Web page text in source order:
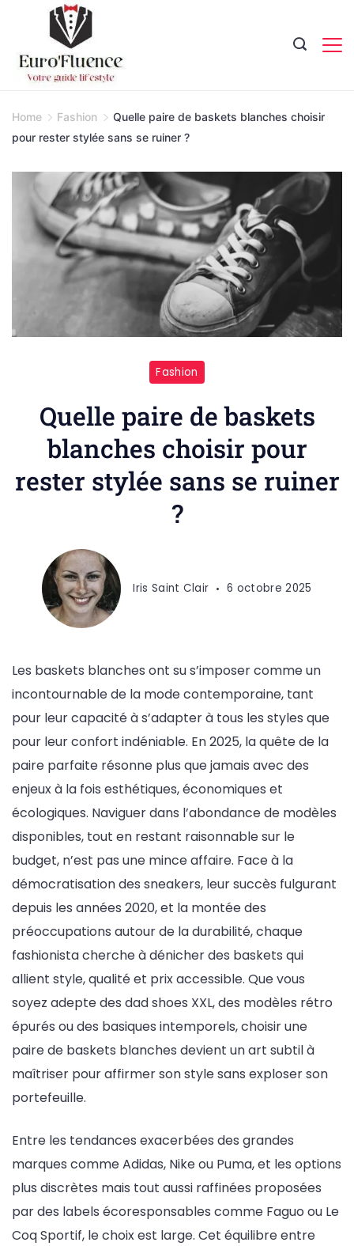
content
Home Fashion
Quelle paire de baskets blanches choisir
pour rester stylée sans se ruiner ?
Fashion
Quelle paire de baskets
blanches choisir pour
rester stylée sans se ruiner
?
Iris Saint Clair 6 octobre 2025
Les baskets blanches ont su s’imposer comme un
incontournable de la mode contemporaine, tant
pour leur capacité à s’adapter à tous les styles que
pour leur confort indéniable. En 2025, la quête de la
paire parfaite résonne plus que jamais avec des
enjeux à la fois esthétiques, économiques et
écologiques. Naviguer dans l’abondance de modèles
disponibles, tout en restant raisonnable sur le
budget, n’est pas une mince affaire. Face à la
démocratisation des sneakers, leur succès fulgurant
depuis les années 2020, et la montée des
préoccupations autour de la durabilité, chaque
fashionista cherche à dénicher des baskets qui
allient style, qualité et prix accessible. Que vous
soyez adepte des dad shoes XXL, des modèles rétro
épurés ou des basiques intemporels, choisir une
paire de baskets blanches devient un art subtil à
maîtriser pour affirmer son style sans exploser son
portefeuille.
Entre les tendances exacerbées des grandes
marques comme Adidas, Nike ou Puma, et les options
plus discrètes mais tout aussi raffinées proposées
par des labels écoresponsables comme Faguo ou Le
Coq Sportif, le choix est large. Cet équilibre entre